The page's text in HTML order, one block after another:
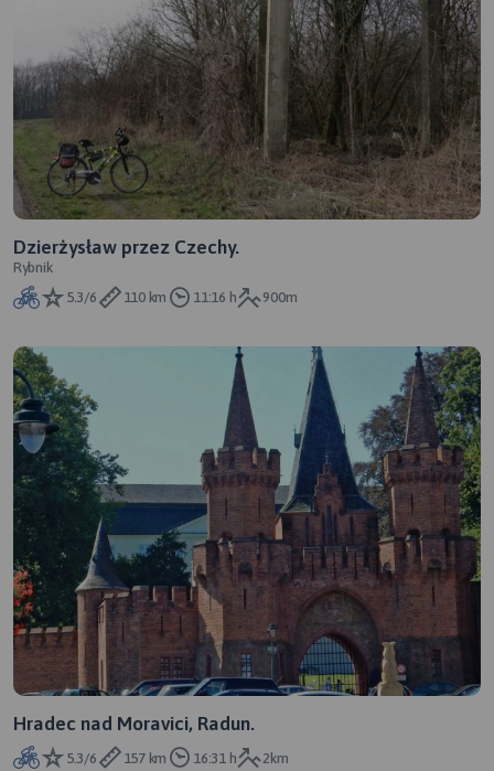
Dzierżysław przez Czechy.
Rybnik
5.3/6
110 km 11:16 h 900m
Hradec nad Moravici, Radun.
5.3/6 157 km 16:31 h 2km